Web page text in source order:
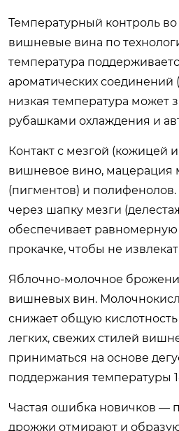
Температурный контроль
вишневые вина по
температура
ароматических
низкая температура может
рубашками охлаждения и
Контакт с мезгой (кожицей
вишневое вино, мацерация
(пигментов) и
через шапку мезги
обеспечивает
прокачке, чтобы не
Яблочно-молочное
вишневых вин.
снижает общую
легких, свежих стилей
приниматься на основе
поддержания температуры
Частая ошибка новичков —
дрожжи отмирают и